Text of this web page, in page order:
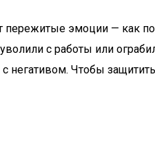
эмоции — как
с работы или
негативом. Чтобы